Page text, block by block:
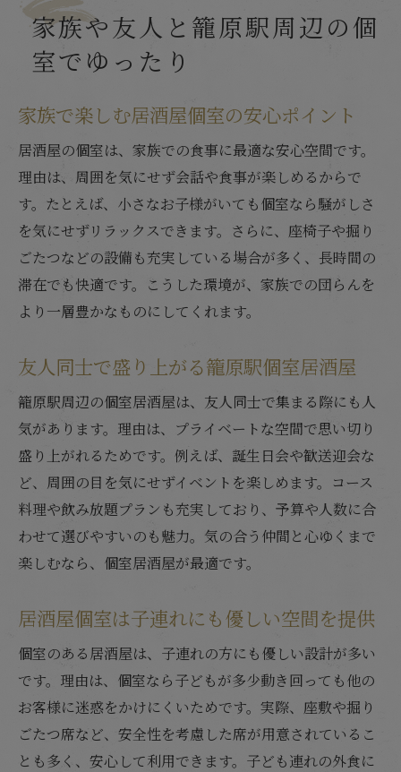
家族や友人と籠原駅周辺の個
室でゆったり
家族で楽しむ居酒屋個室の安心ポイント
居酒屋の個室は、家族での食事に最適な安心空間です。
理由は、周囲を気にせず会話や食事が楽しめるからで
す。たとえば、小さなお子様がいても個室なら騒がしさ
を気にせずリラックスできます。さらに、座椅子や掘り
ごたつなどの設備も充実している場合が多く、長時間の
滞在でも快適です。こうした環境が、家族での団らんを
より一層豊かなものにしてくれます。
友人同士で盛り上がる籠原駅個室居酒屋
籠原駅周辺の個室居酒屋は、友人同士で集まる際にも人
気があります。理由は、プライベートな空間で思い切り
盛り上がれるためです。例えば、誕生日会や歓送迎会な
ど、周囲の目を気にせずイベントを楽しめます。コース
料理や飲み放題プランも充実しており、予算や人数に合
わせて選びやすいのも魅力。気の合う仲間と心ゆくまで
楽しむなら、個室居酒屋が最適です。
居酒屋個室は子連れにも優しい空間を提供
個室のある居酒屋は、子連れの方にも優しい設計が多い
です。理由は、個室なら子どもが多少動き回っても他の
お客様に迷惑をかけにくいためです。実際、座敷や掘り
ごたつ席など、安全性を考慮した席が用意されているこ
とも多く、安心して利用できます。子ども連れの外食に